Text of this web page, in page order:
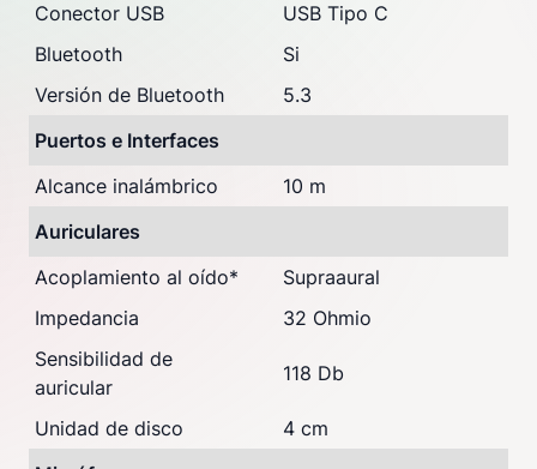
Conector USB
USB Tipo C
Bluetooth
Si
Versión de Bluetooth
5.3
Puertos e Interfaces
Alcance inalámbrico
10 m
Auriculares
Acoplamiento al oído*
Supraaural
Impedancia
32 Ohmio
Sensibilidad de
auricular
118 Db
Unidad de disco
4 cm